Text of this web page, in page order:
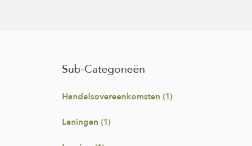
Sub-Categorieën
Handelsovereenkomsten (1)
Leningen (1)